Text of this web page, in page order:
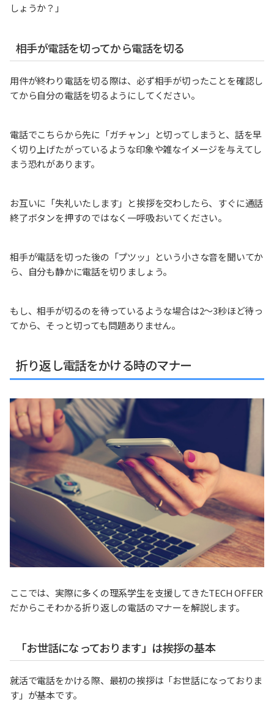
しょうか？」
相手が電話を切ってから電話を切る
用件が終わり電話を切る際は、必ず相手が切ったことを確認し
てから自分の電話を切るようにしてください。
電話でこちらから先に「ガチャン」と切ってしまうと、話を早
く切り上げたがっているような印象や雑なイメージを与えてし
まう恐れがあります。
お互いに「失礼いたします」と挨拶を交わしたら、すぐに通話
終了ボタンを押すのではなく一呼吸おいてください。
相手が電話を切った後の「プツッ」という小さな音を聞いてか
ら、自分も静かに電話を切りましょう。
もし、相手が切るのを待っているような場合は2〜3秒ほど待っ
てから、そっと切っても問題ありません。
折り返し電話をかける時のマナー
ここでは、実際に多くの理系学生を支援してきたTECH OFFER
だからこそわかる折り返しの電話のマナーを解説します。
「お世話になっております」は挨拶の基本
就活で電話をかける際、最初の挨拶は「お世話になっておりま
す」が基本です。